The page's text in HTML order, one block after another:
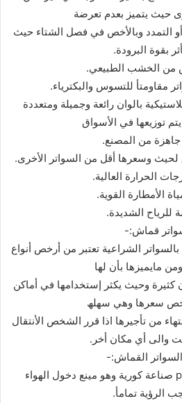
حیث یتمیز بعدم تعرضة
التمدد وبالأخص في فصل الشتاء حیث
بقوة البرودة.
من الخشب الطبیعي.
مقاومتأ للتسوس والبكتریاء.
بالوان رائعة وجمیلة ومتعددة
توزیعھا في الأسواق
جاھزة من المصنع.
لحیث وسعرھا أقل من السواتر الأخرى.
الحرارة العالیة.
الأمطارة القویة.
للریاح الشدیدة.
قماش:-
الشراعیة تعتبر من أرخص أنواع
مایمیزھا بأن لھا
كثیرة وحیث یكثر إستخدامھا في أماكن
سعرھا وھي سھلھ
من تأجیرھا اذا قرر الشخص الأنتقال
والى أي مكان أخر.
السواتر القماش:-
1 .سواتر القماش نوع pvc صناعة كوریة وھو مینع دخول الھواء
الرؤیة تمامأ.